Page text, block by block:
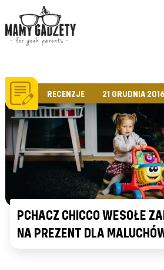
RECENZJE 21 GRUDNIA 2016
PCHACZ CHICCO WESOŁE
NA PREZENT DLA